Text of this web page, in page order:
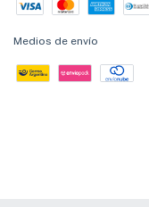
Medios de envío